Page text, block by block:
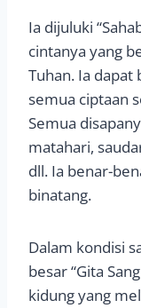
Ia dijuluki
cintanya yang
Tuhan. Ia dapat
semua ciptaan
Semua
matahari,
dll. Ia benar-
binatang.
Dalam kondisi
besar “Gita
kidung yang